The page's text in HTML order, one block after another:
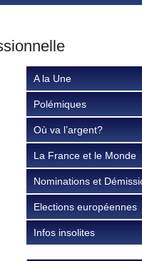
A la Une
Polémiques
Où va l’argent?
La France et le Monde
Nominations et
Elections européennes
Infos insolites